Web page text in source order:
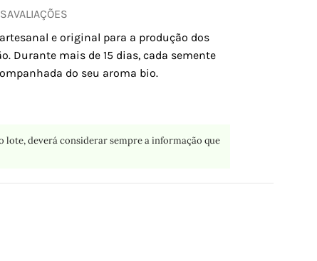
AVALIAÇÕES
e original para a produção dos
Durante mais de 15 dias, cada semente
do seu aroma bio.
deverá considerar sempre a informação que